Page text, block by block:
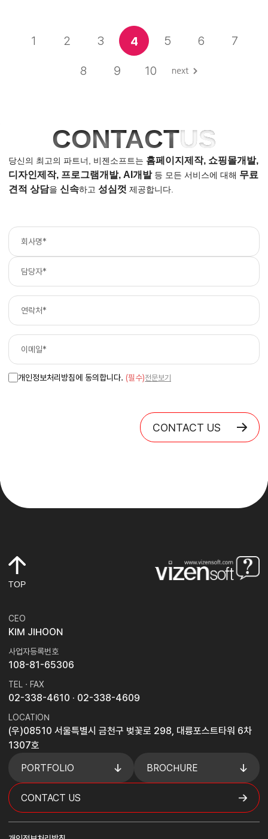
1 2 3 4 5 6 7
8 9 10
CONTACTUS
당신의 최고의 파트너, 비젠소프트는 홈페이지제작, 쇼핑몰개발,
디자인제작, 프로그램개발, AI개발등 모든 서비스에 대해 무료
견적 상담을 신속하고 성심껏 제공합니다.
개인정보처리방침에 동의합니다. (필수)전문보기
CONTACT US
TOP
CEO
KIM JIHOON
사업자등록번호
108-81-65306
TEL · FAX
02-338-4610 · 02-338-4609
LOCATION
(우)08510 서울특별시 금천구 벚꽃로 298, 대륭포스트타워 6차
1307호
PORTFOLIO
BROCHURE
CONTACT US